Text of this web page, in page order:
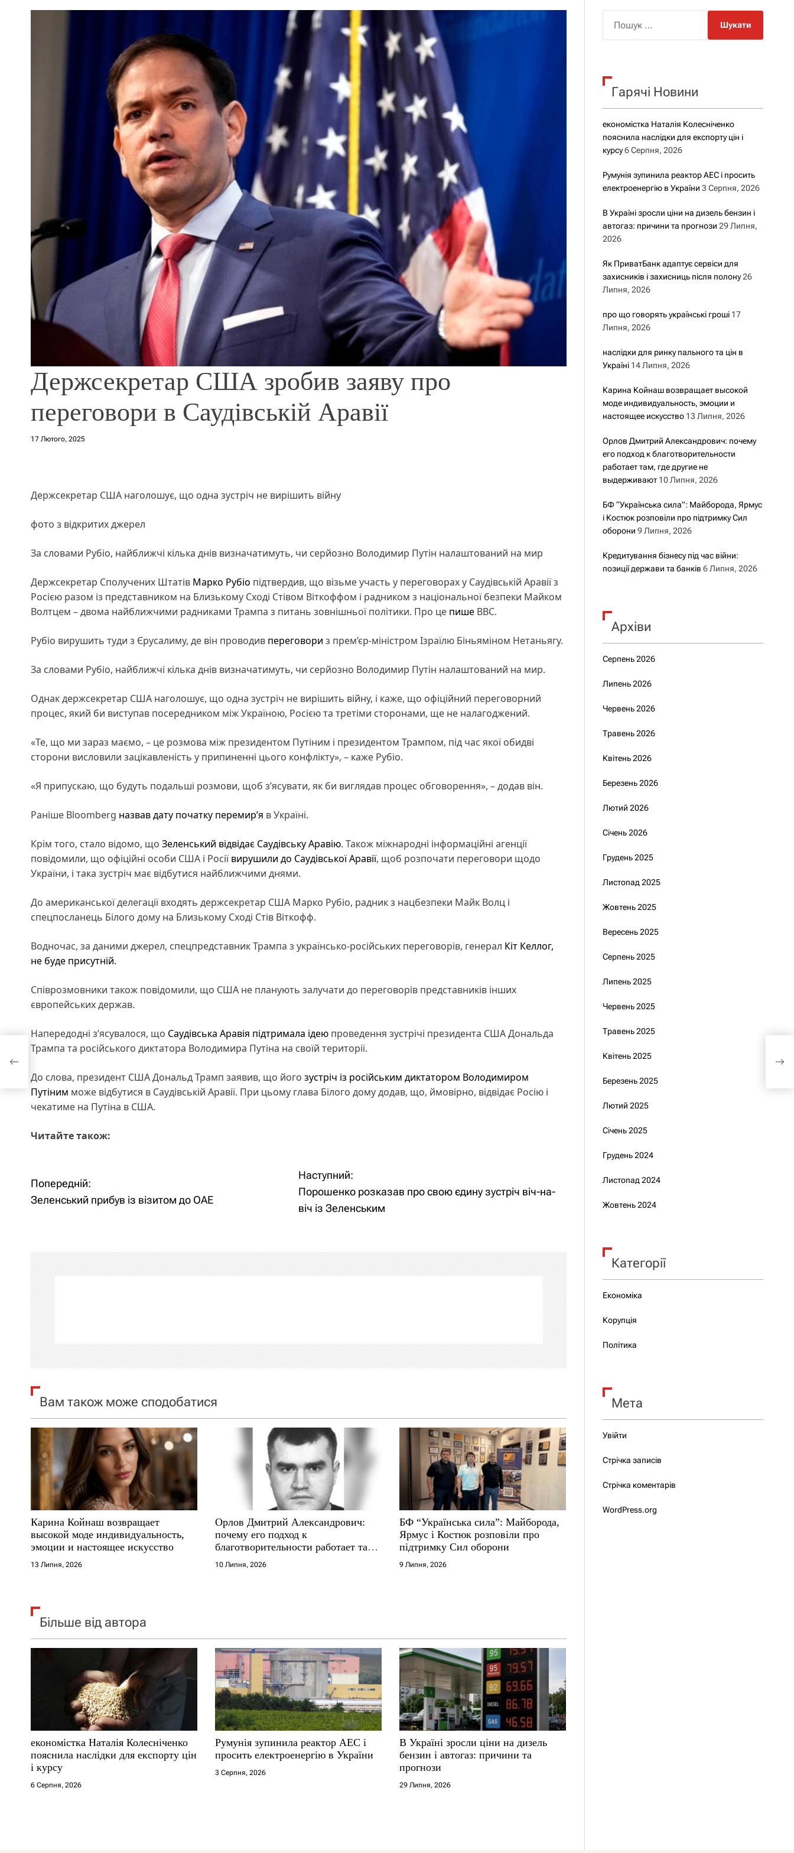
р
о
у
Держсекретар США зробив заяву про
переговори в Саудівській Аравії
17 Лютого, 2025
Держсекретар США наголошує, що одна зустріч не вирішить війну
фото з відкритих джерел
За словами Рубіо, найближчі кілька днів визначатимуть, чи серйозно Володимир Путін налаштований на мир
Держсекретар Сполучених Штатів Марко Рубіо підтвердив, що візьме участь у переговорах у Саудівській Аравії з
Росією разом із представником на Близькому Сході Стівом Віткоффом і радником з національної безпеки Майком
Волтцем – двома найближчими радниками Трампа з питань зовнішньої політики. Про це пише ВВС.
Рубіо вирушить туди з Єрусалиму, де він проводив переговори з прем’єр-міністром Ізраїлю Біньяміном Нетаньягу.
За словами Рубіо, найближчі кілька днів визначатимуть, чи серйозно Володимир Путін налаштований на мир.
Однак держсекретар США наголошує, що одна зустріч не вирішить війну, і каже, що офіційний переговорний
процес, який би виступав посередником між Україною, Росією та третіми сторонами, ще не налагоджений.
«Те, що ми зараз маємо, – це розмова між президентом Путіним і президентом Трампом, під час якої обидві
сторони висловили зацікавленість у припиненні цього конфлікту», – каже Рубіо.
«Я припускаю, що будуть подальші розмови, щоб з’ясувати, як би виглядав процес обговорення», – додав він.
Раніше Bloomberg назвав дату початку перемир’я в Україні.
Крім того, стало відомо, що Зеленський відвідає Саудівську Аравію. Також міжнародні інформаційні агенції
повідомили, що офіційні особи США і Росіївирушили до Саудівської Аравії, щоб розпочати переговори щодо
України, і така зустріч має відбутися найближчими днями.
До американської делегації входять держсекретар США Марко Рубіо, радник з нацбезпеки Майк Волц і
спецпосланець Білого дому на Близькому Сході Стів Віткофф.
Водночас, за даними джерел, спецпредставник Трампа з українсько-російських переговорів, генерал Кіт Келлог,
не буде присутній.
Співрозмовники також повідомили, що США не планують залучати до переговорів представників інших
європейських держав.
Напередодні з’ясувалося, що Саудівська Аравія підтримала ідею проведення зустрічі президента США Дональда
Трампа та російського диктатора Володимира Путіна на своїй території.
До слова, президент США Дональд Трамп заявив, що його зустріч із російським диктатором Володимиром
Путіним може відбутися в Саудівській Аравії. При цьому глава Білого дому додав, що, ймовірно, відвідає Росію і
чекатиме на Путіна в США.
Читайте також:
Н
а
і
г
а
ц
і
я
а
п
и
с
і
в
Попередній:
Зеленський прибув із візитом до ОАЕ
Наступний:
Порошенко розказав про свою єдину зустріч віч-на-
віч із Зеленським
Вам також може сподобатися
Карина Койнаш возвращает
высокой моде индивидуальность,
эмоции и настоящее искусство
13 Липня, 2026
Орлов Дмитрий Александрович:
почему его подход к
благотворительности работает там,
где другие не выдерживают
10 Липня, 2026
БФ “Українська сила”: Майборода,
Ярмус і Костюк розповіли про
підтримку Сил оборони
9 Липня, 2026
Більше від автора
економістка Наталія Колесніченко
пояснила наслідки для експорту цін
і курсу
6 Серпня, 2026
Румунія зупинила реактор АЕС і
просить електроенергію в України
3 Серпня, 2026
В Україні зросли ціни на дизель
бензин і автогаз: причини та
прогнози
29 Липня, 2026
к
Гарячі Новини
економістка Наталія Колесніченко
пояснила наслідки для експорту цін і
курсу 6 Серпня, 2026
Румунія зупинила реактор АЕС і просить
електроенергію в України 3 Серпня, 2026
В Україні зросли ціни на дизель бензин і
автогаз: причини та прогнози 29 Липня,
2026
Як ПриватБанк адаптує сервіси для
захисників і захисниць після полону 26
Липня, 2026
про що говорять українські гроші 17
Липня, 2026
наслідки для ринку пального та цін в
Україні 14 Липня, 2026
Карина Койнаш возвращает высокой
моде индивидуальность, эмоции и
настоящее искусство 13 Липня, 2026
Орлов Дмитрий Александрович: почему
его подход к благотворительности
работает там, где другие не
выдерживают 10 Липня, 2026
БФ “Українська сила”: Майборода, Ярмус
і Костюк розповіли про підтримку Сил
оборони 9 Липня, 2026
Кредитування бізнесу під час війни:
позиції держави та банків 6 Липня, 2026
Архіви
Серпень 2026
Липень 2026
Червень 2026
Травень 2026
Квітень 2026
Березень 2026
Лютий 2026
Січень 2026
Грудень 2025
Листопад 2025
Жовтень 2025
Вересень 2025
Серпень 2025
Липень 2025
Червень 2025
Травень 2025
Квітень 2025
Березень 2025
Лютий 2025
Січень 2025
Грудень 2024
Листопад 2024
Жовтень 2024
Категорії
Економіка
Корупція
Політика
Мета
Увійти
Стрічка записів
Стрічка коментарів
WordPress.org